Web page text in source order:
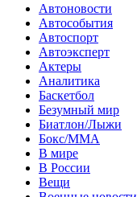
Автоновости
Автособытия
Автоспорт
Автоэксперт
Актеры
Аналитика
Баскетбол
Безумный мир
Биатлон/Лыжи
Бокс/MMA
В мире
В России
Вещи